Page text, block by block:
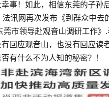
事！如此，相信东莞的子孙
法讯网再次发布《到群众中去
莞市领导赴观音山调研工作》
回应观音山，也没有回应读
有什么不为人知的秘密？！